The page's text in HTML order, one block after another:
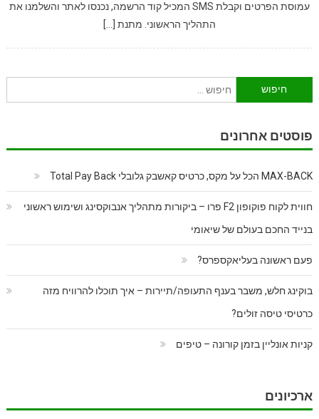
עמוסת הפרטים וקבלת SMS המכיל קוד הרשמה, נכנסו לאתר והשלמנו את
התהליך הראשוני. מתנת […]
חיפוש:
פוסטים אחרונים
MAX-BACK הכל על מקס, כרטיס קאשבק גלובלי Total Pay Back
חווית לקוח פוקופון F2 פרו – ביקורות מתהליך אנבוקסינג ושימוש ראשוני
בנייד החכם בעולם של שיאומי
פעם ראשונה בעליאקספרס?
בוקינג חלש, משבר בענף התעופה/תיירות – איך תוכלו להרוויח מזה
כרטיסי טיסה זולים?
קניות אונליין בזמן קורונה – טיפים
ארכיונים